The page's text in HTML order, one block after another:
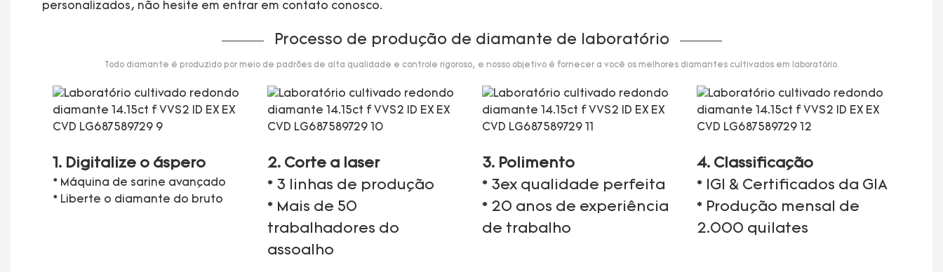
personalizados, não hesite em entrar em contato conosco.
Processo de produção de diamante de laboratório
Todo diamante é produzido por meio de padrões de alta qualidade e controle rigoroso, e nosso objetivo é fornecer a você os melhores diamantes cultivados em laboratório.
1. Digitalize o áspero
* Máquina de sarine avançado
* Liberte o diamante do bruto
2. Corte a laser
* 3 linhas de produção
* Mais de 50
trabalhadores do
assoalho
3. Polimento
* 3ex qualidade perfeita
* 20 anos de experiência
de trabalho
4. Classificação
* IGI & Certificados da GIA
* Produção mensal de
2.000 quilates